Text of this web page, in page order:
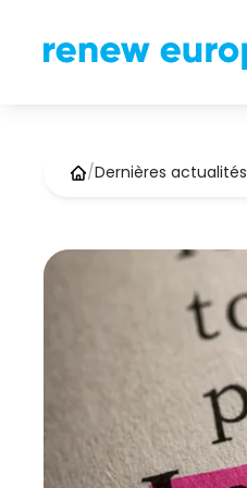
/Dernières actualités